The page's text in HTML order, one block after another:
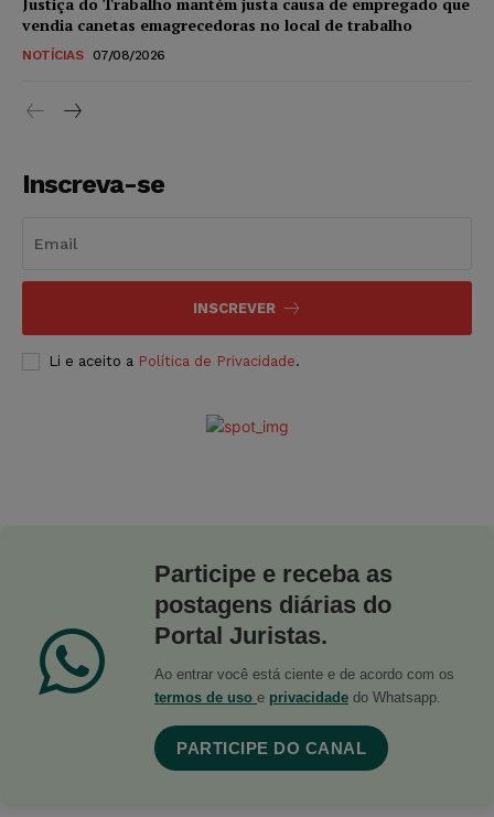
vendia canetas emagrecedoras no local de trabalho
NOTÍCIAS 07/08/2026
Inscreva-se
INSCREVER
Li e aceito a Política de Privacidade.
Participe e receba as
postagens diárias do
Portal Juristas.
Ao entrar você está ciente e de acordo com os
termos de uso e privacidade do Whatsapp.
PARTICIPE DO CANAL